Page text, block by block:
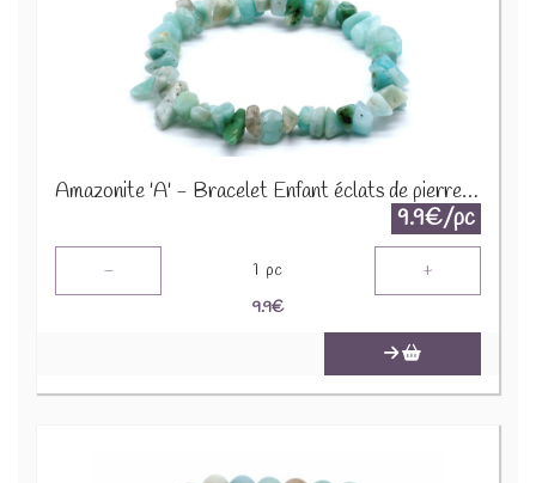
Amazonite 'A' - Bracelet Enfant éclats de pierres BRC-AMZX
9.9€/pc
- 1 pc +
9.9€